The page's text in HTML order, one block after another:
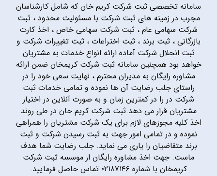
سامانه تخصصی ثبت شرکت کریم خان که شامل کارشناسان
مجرب در زمینه های ثبت شرکت با مسئولیت محدود ، ثبت
شرکت سهامی عام ، ثبت شرکت سهامی خاص ، اخذ کارت
بازرگانی ، ثبت برند ، ثبت اختراعات ، ثبت تغییرات شرکت و
ثبت انحلال شرکت آماده ارائه انواع خدمات به مشتریان
خواهد بود همچنین سامانه ثبت شرکت کریمخان ضمن ارائه
مشاوره رایگان به مدیران محترم ، نهایت سعی خود را در
راستای جلب رضایت آن ها نموده و تمامی خدمات ثبت
شرکت در را در کمترین زمان و به صورت آنلاین در اختیار
مشتریان قرار می دهد.ثبت شرکت کریم خان در طی روند
اخذ کلیه مجوزهای لازم برای یک شرکت مشتریان را همراهی
نموده و در تمامی امور جهت به ثبت رسیدن شرکت و ثبت
برند متقاضیان را یاری می نماید. جلب رضایت شما هدف
ماست. جهت اخذ مشاوره رایگان از موسسه ثبت شرکت
کریمخان با شماره ۰۲۱۸۷۱۴۶ تماس حاصل فرمایید.